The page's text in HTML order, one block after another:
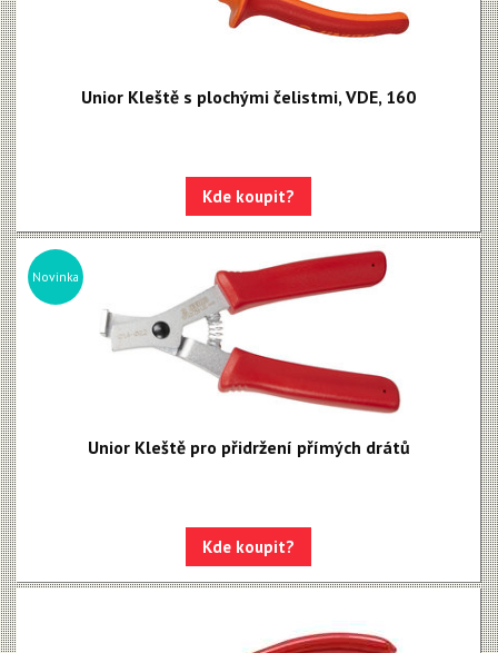
Unior Kleště s plochými čelistmi, VDE, 160
Kde koupit?
Novinka
Unior Kleště pro přidržení přímých drátů
Kde koupit?